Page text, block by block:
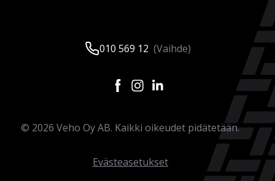
010 569 12 (Vaihde)
© 2026 Veho Oy AB. Kaikki oikeudet pidätetään.
Evästeasetukset